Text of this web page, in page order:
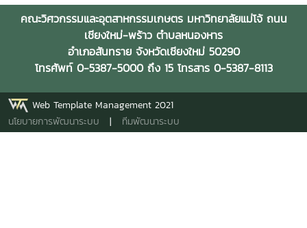
คณะวิศวกรรมและอุตสาหกรรมเกษตร มหาวิทยาลัยแม่โจ้ ถนน
เชียงใหม่-พร้าว ตำบลหนองหาร
อำเภอสันทราย จังหวัดเชียงใหม่ 50290
โทรศัพท์ 0-5387-5000 ถึง 15 โทรสาร 0-5387-8113
Web Template Management 2021
นโยบายการพัฒนาระบบ | ทีมพัฒนาระบบ